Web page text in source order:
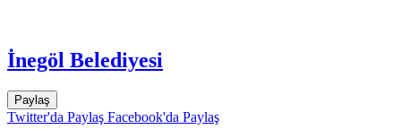
İnegöl Belediyesi
Paylaş
Twitter'da Paylaş Facebook'da Paylaş